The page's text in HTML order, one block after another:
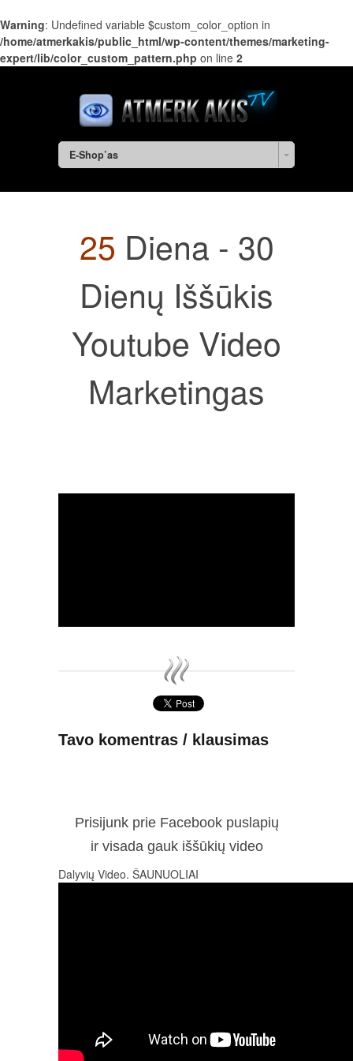
Warning: Undefined variable $custom_color_option in
/home/atmerkakis/public_html/wp-content/themes/marketing-
expert/lib/color_custom_pattern.php on line 2
E-Shop’as
25 Diena - 30
Dienų Iššūkis
Youtube Video
Marketingas
Tavo komentras / klausimas
Prisijunk prie Facebook puslapių
ir visada gauk iššūkių video
Dalyvių Video. ŠAUNUOLIAI